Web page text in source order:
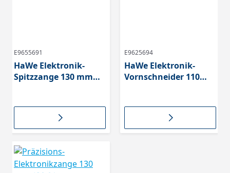
E9655691
HaWe Elektronik-
Spitzzange 130 mm
E9625694
HaWe Elektronik-
Vornschneider 110